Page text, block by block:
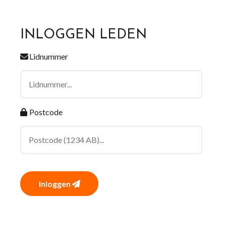
INLOGGEN LEDEN
Lidnummer
Postcode
Inloggen